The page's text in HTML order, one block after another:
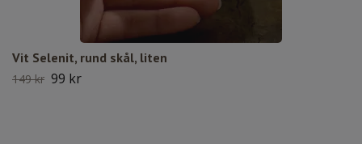
Vit Selenit, rund skål, liten
149 kr 99 kr